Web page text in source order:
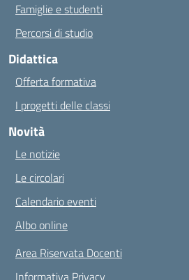
Famiglie e studenti
Percorsi di studio
Didattica
Offerta formativa
I progetti delle classi
Novità
Le notizie
Le circolari
Calendario eventi
Albo online
Area Riservata Docenti
Informativa Privacy